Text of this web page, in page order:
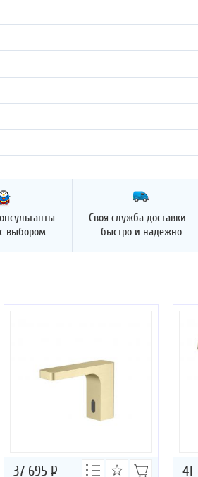
выбором
Своя служба доставки –
быстро и надежно
37 695 Р 41